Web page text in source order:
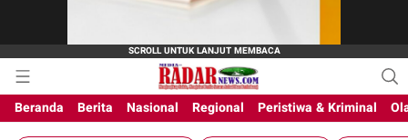
M-Radar News
media online
Beranda
Berita Nasional Regional Peristiwa & Kriminal